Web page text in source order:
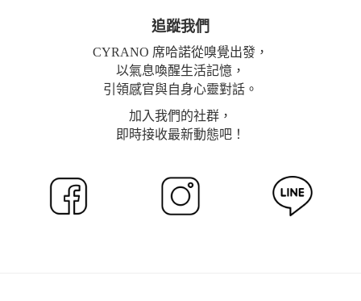
追蹤我們
CYRANO 席哈諾從嗅覺出發，
以氣息喚醒生活記憶，
引領感官與自身心靈對話。
加入我們的社群，
即時接收最新動態吧！